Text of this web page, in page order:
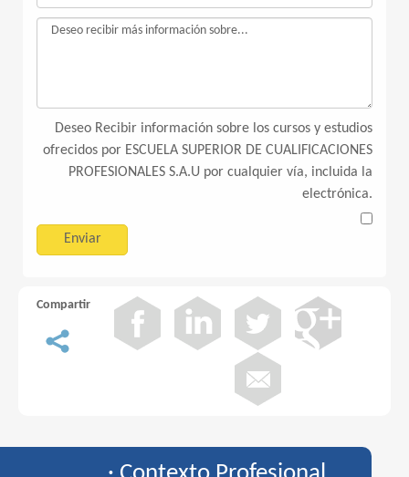
Deseo Recibir información sobre los cursos y estudios
ofrecidos por ESCUELA SUPERIOR DE CUALIFICACIONES
PROFESIONALES S.A.U por cualquier vía, incluida la
electrónica.
Compartir